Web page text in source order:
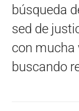
búsqueda
sed de
con mucha
buscando